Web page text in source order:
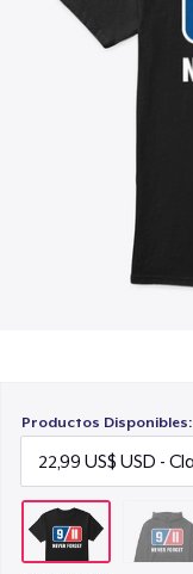
Productos Disponibles:
15,99 US$
Unisex
Women's
23,99 US$
Classic